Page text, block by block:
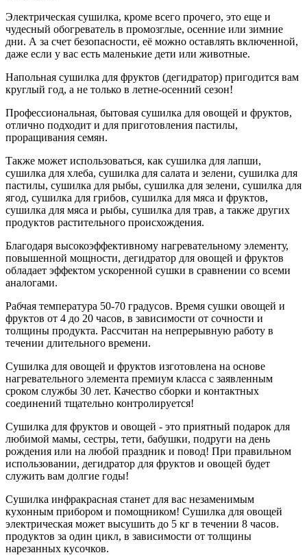
Электрическая сушилка, кроме всего прочего, это еще и
чудесный обогреватель в промозглые, осенние или зимние
дни. А за счет безопасности, её можно оставлять включенной,
даже если у вас есть маленькие дети или животные.
Напольная сушилка для фруктов (дегидратор) пригодится вам
круглый год, а не только в летне-осенний сезон!
Профессиональная, бытовая сушилка для овощей и фруктов,
отлично подходит и для приготовления пастилы,
проращивания семян.
Также может использоваться, как сушилка для лапши,
сушилка для хлеба, сушилка для салата и зелени, сушилка для
пастилы, сушилка для рыбы, сушилка для зелени, сушилка для
ягод, сушилка для грибов, сушилка для мяса и фруктов,
сушилка для мяса и рыбы, сушилка для трав, а также других
продуктов растительного происхождения.
Благодаря высокоэффективному нагревательному элементу,
повышенной мощности, дегидратор для овощей и фруктов
обладает эффектом ускоренной сушки в сравнении со всеми
аналогами.
Рабчая температура 50-70 градусов. Время сушки овощей и
фруктов от 4 до 20 часов, в зависимости от сочности и
толщины продукта. Рассчитан на непрерывную работу в
течении длительного времени.
Сушилка для овощей и фруктов изготовлена на основе
нагревательного элемента премиум класса с заявленным
сроком службы 30 лет. Качество сборки и контактных
соединений тщательно контролируется!
Сушилка для фруктов и овощей - это приятный подарок для
любимой мамы, сестры, тети, бабушки, подруги на день
рождения или на любой праздник и повод! При правильном
использовании, дегидратор для фруктов и овощей будет
служить вам долгие годы!
Сушилка инфракрасная станет для вас незаменимым
кухонным прибором и помощником! Сушилка для овощей
электрическая может высушить до 5 кг в течении 8 часов.
продуктов за один цикл, в зависимости от толщины
нарезанных кусочков.